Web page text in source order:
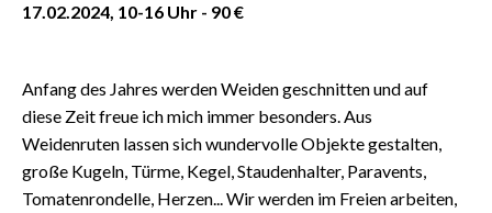
17.02.2024, 10-16 Uhr - 90 €
Anfang des Jahres werden Weiden geschnitten und auf
diese Zeit freue ich mich immer besonders. Aus
Weidenruten lassen sich wundervolle Objekte gestalten,
große Kugeln, Türme, Kegel, Staudenhalter, Paravents,
Tomatenrondelle, Herzen... Wir werden im Freien arbeiten,